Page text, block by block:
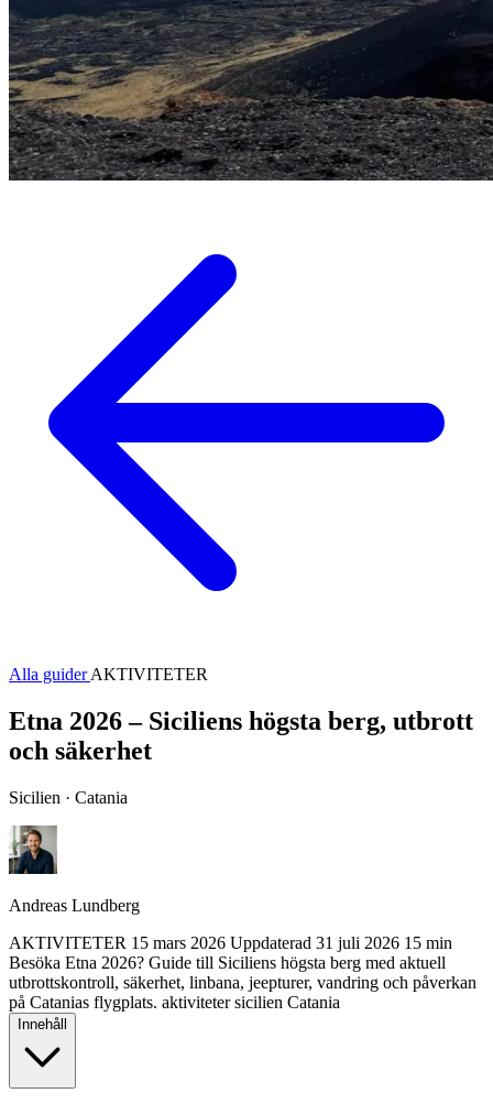
Alla guiderAKTIVITETER
Etna 2026 – Siciliens högsta berg, utbrott
och säkerhet
Sicilien · Catania
Andreas Lundberg
AKTIVITETER 15 mars 2026 Uppdaterad 31 juli 2026 15 min
Besöka Etna 2026? Guide till Siciliens högsta berg med aktuell
utbrottskontroll, säkerhet, linbana, jeepturer, vandring och påverkan
på Catanias flygplats. aktiviteter sicilien Catania
Innehåll